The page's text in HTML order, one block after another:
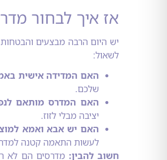
אז איך לבחור
יש היום הרבה מבצעים
לשאול:
האם המדידה אישית
שלכם.
האם המדרס מותאם
יציבה מבלי לזוז.
האם יש אבא ואמא
לעשות התאמה קטנה
חשוב להבין: מדרסים הם לא